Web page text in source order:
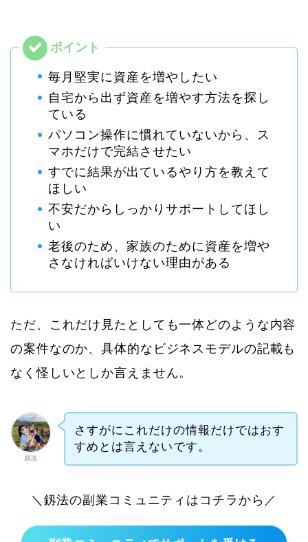
毎月堅実に資産を増やしたい
自宅から出ず資産を増やす方法を探し
ている
パソコン操作に慣れていないから、ス
マホだけで完結させたい
すでに結果が出ているやり方を教えて
ほしい
不安だからしっかりサポートしてほし
い
老後のため、家族のために資産を増や
さなければいけない理由がある
ただ、これだけ見たとしても一体どのような内容
の案件なのか、具体的なビジネスモデルの記載も
なく怪しいとしか言えません。
釼法
さすがにこれだけの情報だけではおす
すめとは言えないです。
＼釼法の副業コミュニティはコチラから／